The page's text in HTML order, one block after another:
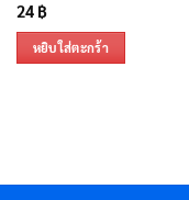
24 ฿
หยิบใส่ตะกร้า